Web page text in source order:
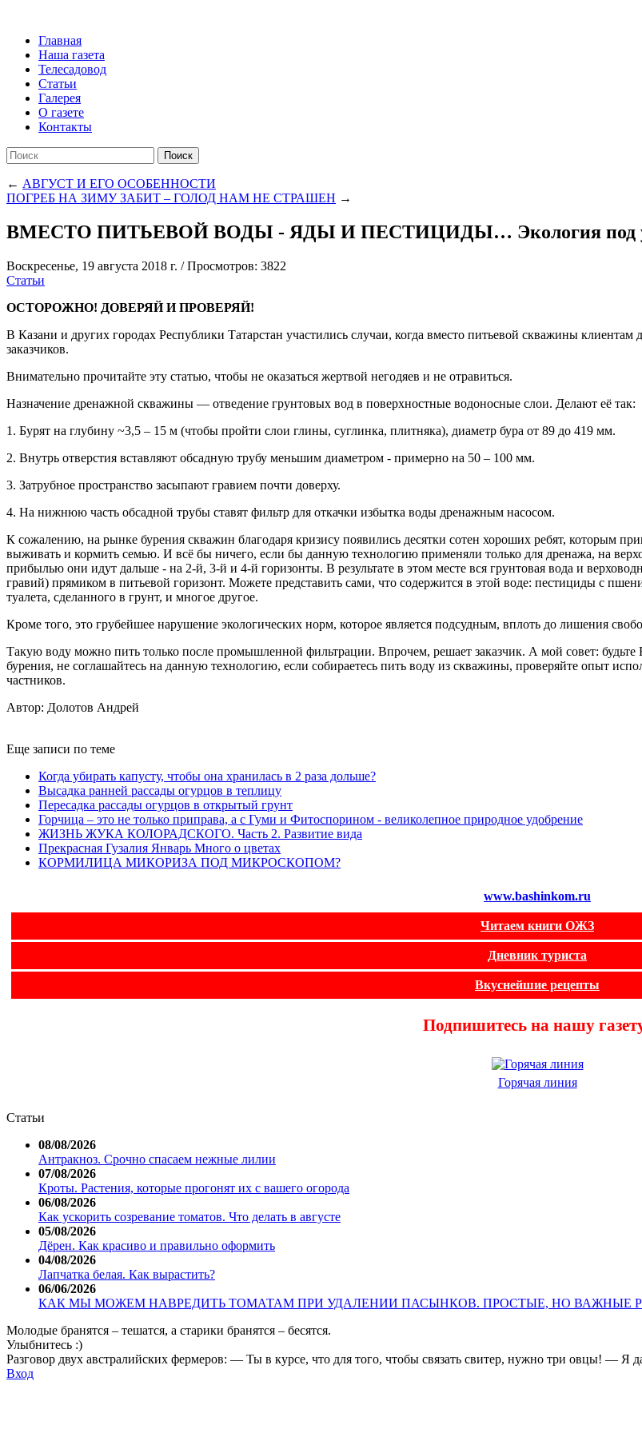
Главная
Наша газета
Телесадовод
Статьи
Галерея
О газете
Контакты
Поиск
← АВГУСТ И ЕГО ОСОБЕННОСТИ
ПОГРЕБ НА ЗИМУ ЗАБИТ – ГОЛОД НАМ НЕ СТРАШЕН →
ВМЕСТО ПИТЬЕВОЙ ВОДЫ - ЯДЫ И ПЕСТИЦИДЫ… Экология под
Воскресенье, 19 августа 2018 г. /Просмотров: 3822
Статьи
ОСТОРОЖНО! ДОВЕРЯЙ И ПРОВЕРЯЙ!
В Казани и других городах Республики Татарстан участились случаи, когда вместо питьевой скважины
заказчиков.
Внимательно прочитайте эту статью, чтобы не оказаться жертвой негодяев и не отравиться.
Назначение дренажной скважины — отведение грунтовых вод в поверхностные водоносные слои. Делают её так:
1. Бурят на глубину ~3,5 – 15 м (чтобы пройти слои глины, суглинка, плитняка), диаметр бура от 89 до 419 мм.
2. Внутрь отверстия вставляют обсадную трубу меньшим диаметром - примерно на 50 – 100 мм.
3. Затрубное пространство засыпают гравием почти доверху.
4. На нижнюю часть обсадной трубы ставят фильтр для откачки избытка воды дренажным насосом.
К сожалению, на рынке бурения скважин благодаря кризису появились десятки сотен хороших ребят, которым
выживать и кормить семью. И всё бы ничего, если бы данную технологию применяли только для дренажа, на
прибылью они идут дальше - на 2-й, 3-й и 4-й горизонты. В результате в этом месте вся грунтовая вода и
гравий) прямиком в питьевой горизонт. Можете представить сами, что содержится в этой воде: пестициды с
туалета, сделанного в грунт, и многое другое.
Кроме того, это грубейшее нарушение экологических норм, которое является подсудным, вплоть до лишения
Такую воду можно пить только после промышленной фильтрации. Впрочем, решает заказчик. А мой совет:
бурения, не соглашайтесь на данную технологию, если собираетесь пить воду из скважины, проверяйте опыт
частников.
Автор: Долотов Андрей
Еще записи по теме
Когда убирать капусту, чтобы она хранилась в 2 раза дольше?
Высадка ранней рассады огурцов в теплицу
Пересадка рассады огурцов в открытый грунт
Горчица – это не только приправа, а с Гуми и Фитоспорином - великолепное природное удобрение
ЖИЗНЬ ЖУКА КОЛОРАДСКОГО. Часть 2. Развитие вида
Прекрасная Гузалия Январь Много о цветах
КОРМИЛИЦА МИКОРИЗА ПОД МИКРОСКОПОМ?
www.bashinkom.ru
Читаем книги ОЖЗ
Дневник туриста
Вкуснейшие рецепты
Подпишитесь на нашу
Горячая линия
Статьи
08/08/2026
Антракноз. Срочно спасаем нежные лилии
07/08/2026
Кроты. Растения, которые прогонят их с вашего огорода
06/08/2026
Как ускорить созревание томатов. Что делать в августе
05/08/2026
Дёрен. Как красиво и правильно оформить
04/08/2026
Лапчатка белая. Как вырастить?
06/06/2026
КАК МЫ МОЖЕМ НАВРЕДИТЬ ТОМАТАМ ПРИ УДАЛЕНИИ ПАСЫНКОВ. ПРОСТЫЕ, НО ВАЖНЫЕ
Молодые бранятся – тешатся, а старики бранятся – бесятся.
Улыбнитесь :)
Разговор двух австралийских фермеров: — Ты в курсе, что для того, чтобы связать свитер, нужно три овцы! — Я
Вход